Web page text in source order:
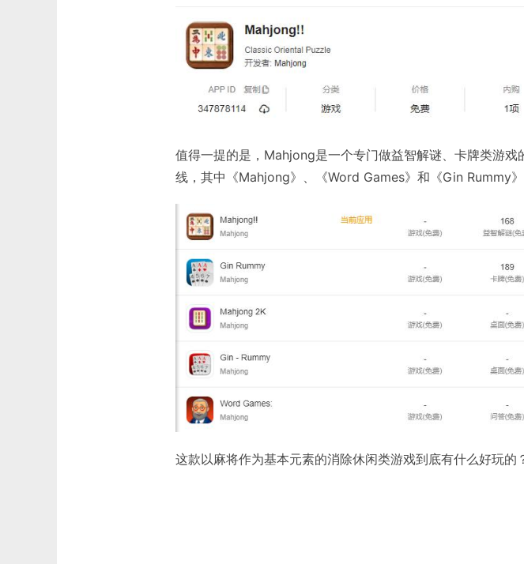
值得一提的是，Mahjong是一个专门做益智解谜、卡牌类游戏
线，其中《Mahjong》、《Word Games》和《Gin Rummy》
这款以麻将作为基本元素的消除休闲类游戏到底有什么好玩的